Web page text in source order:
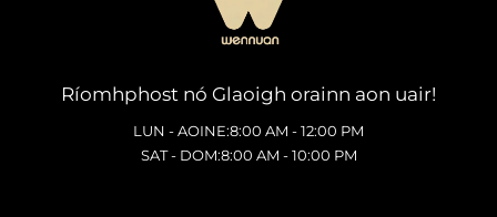
Ríomhphost nó Glaoigh orainn aon uair!
LUN - AOINE:8:00 AM - 12:00 PM
SAT - DOM:8:00 AM - 10:00 PM